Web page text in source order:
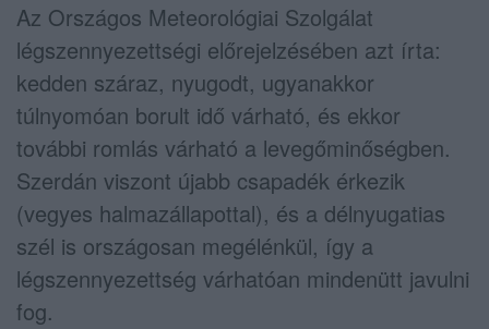
Az Országos Meteorológiai Szolgálat
légszennyezettségi előrejelzésében azt írta:
kedden száraz, nyugodt, ugyanakkor
túlnyomóan borult idő várható, és ekkor
további romlás várható a levegőminőségben.
Szerdán viszont újabb csapadék érkezik
(vegyes halmazállapottal), és a délnyugatias
szél is országosan megélénkül, így a
légszennyezettség várhatóan mindenütt javulni
fog.